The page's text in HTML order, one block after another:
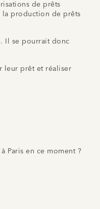
de prêts
la production de prêts
Il se pourrait donc
leur prêt et réaliser
Paris en ce moment ?